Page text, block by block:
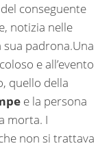
conseguente
notizia nelle
padrona.Una
e all’evento
quello della
e la persona
morta. I
non si trattava